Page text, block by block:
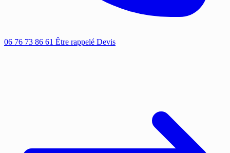
06 76 73 86 61 Être rappelé Devis